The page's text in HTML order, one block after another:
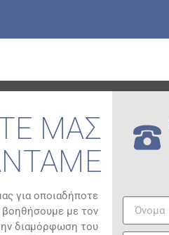
ΜΑΣ
για οποιαδήποτε
βοηθήσουμε με τον
διαμόρφωση του